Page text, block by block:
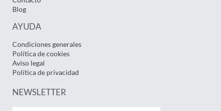
Blog
AYUDA
Condiciones generales
Política de cookies
Aviso legal
Política de privacidad
NEWSLETTER